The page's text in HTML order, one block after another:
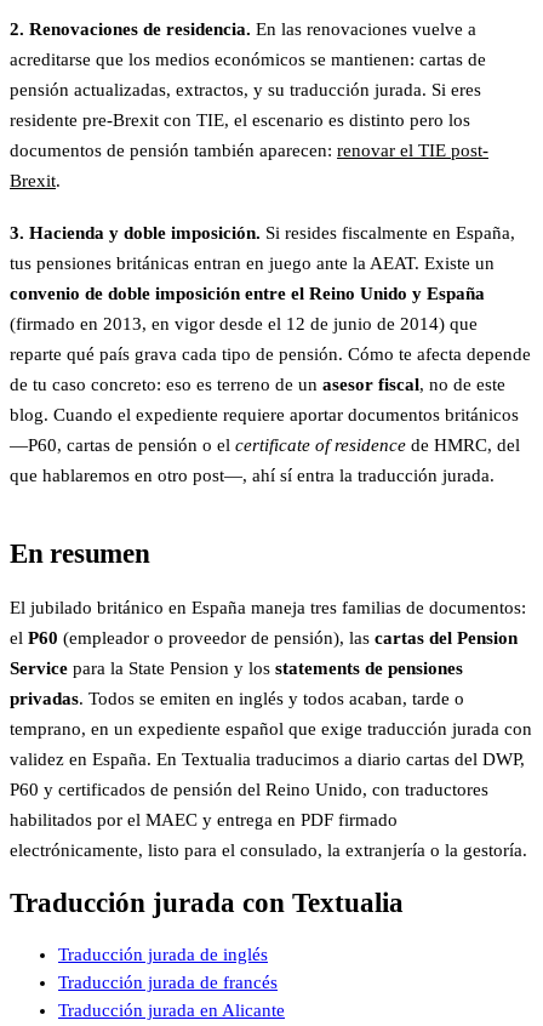
2. Renovaciones de residencia. En las renovaciones vuelve a
acreditarse que los medios económicos se mantienen: cartas de
pensión actualizadas, extractos, y su traducción jurada. Si eres
residente pre-Brexit con TIE, el escenario es distinto pero los
documentos de pensión también aparecen: renovar el TIE post-
Brexit.
3. Hacienda y doble imposición. Si resides fiscalmente en España,
tus pensiones británicas entran en juego ante la AEAT. Existe un
convenio de doble imposición entre el Reino Unido y España
(firmado en 2013, en vigor desde el 12 de junio de 2014) que
reparte qué país grava cada tipo de pensión. Cómo te afecta depende
de tu caso concreto: eso es terreno de un asesor fiscal, no de este
blog. Cuando el expediente requiere aportar documentos británicos
—P60, cartas de pensión o el certificate of residence de HMRC, del
que hablaremos en otro post—, ahí sí entra la traducción jurada.
En resumen
El jubilado británico en España maneja tres familias de documentos:
el P60 (empleador o proveedor de pensión), las cartas del Pension
Service para la State Pension y los statements de pensiones
privadas. Todos se emiten en inglés y todos acaban, tarde o
temprano, en un expediente español que exige traducción jurada con
validez en España. En Textualia traducimos a diario cartas del DWP,
P60 y certificados de pensión del Reino Unido, con traductores
habilitados por el MAEC y entrega en PDF firmado
electrónicamente, listo para el consulado, la extranjería o la gestoría.
Traducción jurada con Textualia
Traducción jurada de inglés
Traducción jurada de francés
Traducción jurada en Alicante